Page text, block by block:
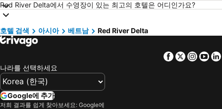
Dolomiti 호텔
경기도 호텔
한국 호텔
Phu Quoc 호텔
크로아티아 해안 호텔
Paris 호텔
말레이시아 호텔
헝가리 호텔
Red River Delta에서 수영장이 있는 최고의 호텔은 어디인가요?
호텔 검색 아시아 베트남 Red River Delta
Facebook
Twitter
나라를 선택하세요
Google에 추가
저희 결과를 쉽게 찾아보세요: Google에